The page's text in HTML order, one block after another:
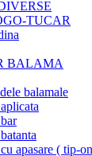
TUCAR
BALAMA
balamale
apasare ( tip-